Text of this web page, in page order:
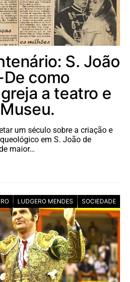
S. João
como
a teatro e
um século sobre a criação e
em S. João de
maior…
LUDGERO MENDES SOCIEDADE